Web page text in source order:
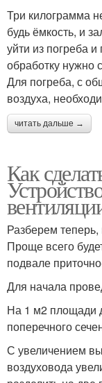
Три килограмма
будь ёмкость, и
уйти из погреба
обработку нужно
Для погреба, с
воздуха,
читать дальше →
Как
Разберем теперь,
Проще всего
подвале
Для начала
На 1 м2 площади
поперечного
С увеличением
воздуховода